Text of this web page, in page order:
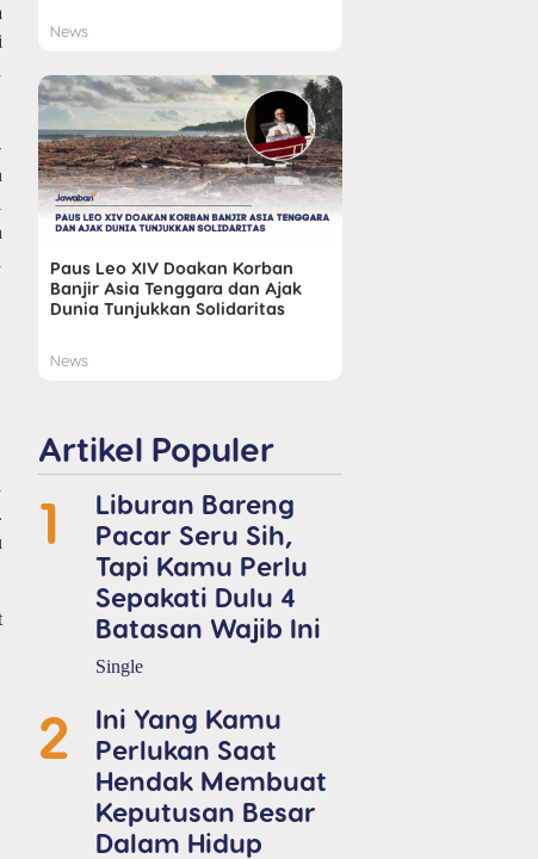
News
Paus Leo XIV Doakan Korban
Banjir Asia Tenggara dan Ajak
Dunia Tunjukkan Solidaritas
News
Artikel Populer
1
Liburan Bareng
Pacar Seru Sih,
Tapi Kamu Perlu
Sepakati Dulu 4
Batasan Wajib Ini
Single
2
Ini Yang Kamu
Perlukan Saat
Hendak Membuat
Keputusan Besar
Dalam Hidup